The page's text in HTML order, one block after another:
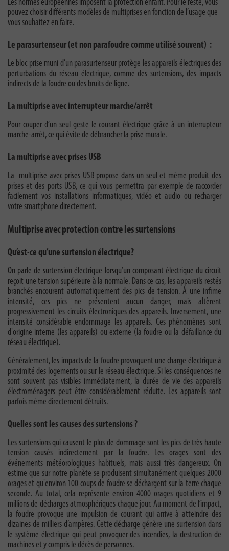
Les normes européennes imposent la protection enfant. Pour le reste, vous
pouvez choisir différents modèles de multiprises en fonction de l’usage que
vous souhaitez en faire.
Le parasurtenseur (et non parafoudre comme utilisé souvent) :
Le bloc prise muni d’un parasurtenseur protège les appareils électriques des
perturbations du réseau électrique, comme des surtensions, des impacts
indirects de la foudre ou des bruits de ligne.
La multiprise avec interrupteur marche/arrêt
Pour couper d’un seul geste le courant électrique grâce à un interrupteur
marche-arrêt, ce qui évite de débrancher la prise murale.
La multiprise avec prises USB
La multiprise avec prises USB propose dans un seul et même produit des
prises et des ports USB, ce qui vous permettra par exemple de raccorder
facilement vos installations informatiques, vidéo et audio ou recharger
votre smartphone directement.
Multiprise avec protection contre les surtensions
Qu’est-ce qu’une surtension électrique?
On parle de surtension électrique lorsqu’un composant électrique du circuit
reçoit une tension supérieure à la normale. Dans ce cas, les appareils restés
branchés encourent automatiquement des pics de tension. À une infime
intensité, ces pics ne présentent aucun danger, mais altèrent
progressivement les circuits électroniques des appareils. Inversement, une
intensité considérable endommage les appareils. Ces phénomènes sont
d'origine interne (les appareils) ou externe (la foudre ou la défaillance du
réseau électrique).
Généralement, les impacts de la foudre provoquent une charge électrique à
proximité des logements ou sur le réseau électrique. Si les conséquences ne
sont souvent pas visibles immédiatement, la durée de vie des appareils
électroménagers peut être considérablement réduite. Les appareils sont
parfois même directement détruits.
Quelles sont les causes des surtensions ?
Les surtensions qui causent le plus de dommage sont les pics de très haute
tension causés indirectement par la foudre. Les orages sont des
événements météorologiques habituels, mais aussi très dangereux. On
estime que sur notre planète se produisent simultanément quelques 2000
orages et qu'environ 100 coups de foudre se déchargent sur la terre chaque
seconde. Au total, cela représente environ 4000 orages quotidiens et 9
millions de décharges atmosphériques chaque jour. Au moment de l’impact,
la foudre provoque une impulsion de courant qui arrive à atteindre des
dizaines de milliers d’ampères. Cette décharge génère une surtension dans
le système électrique qui peut provoquer des incendies, la destruction de
machines et y compris le décès de personnes.